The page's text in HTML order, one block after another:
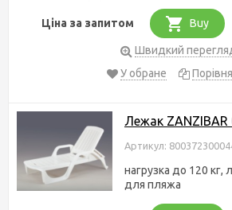
Ціна за запитом Buy
Швидкий
У обране
Лежак
Артикул:
нагрузка до 120 кг,
для пляжа